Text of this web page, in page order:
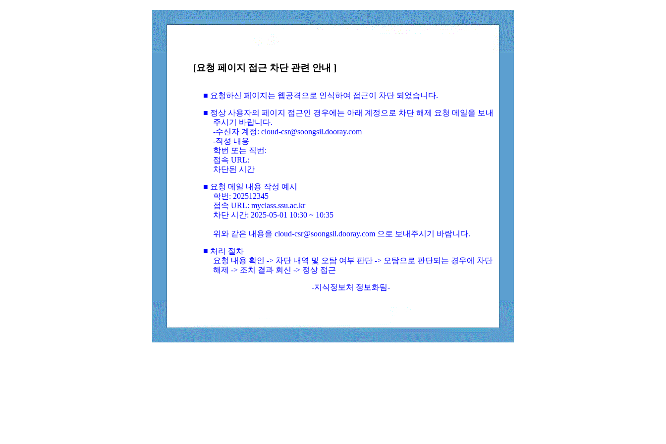
[요청 페이지 접근 차단 관련 안내 ]
■ 요청하신 페이지는 웹공격으로 인식하여 접근이 차단 되었습니다.
■ 정상 사용자의 페이지 접근인 경우에는 아래 계정으로 차단 해제 요청 메일을 보내
주시기 바랍니다.
-수신자 계정: cloud-csr@soongsil.dooray.com
-작성 내용
학번 또는 직번:
접속 URL:
차단된 시간
■ 요청 메일 내용 작성 예시
학번: 202512345
접속 URL: myclass.ssu.ac.kr
차단 시간: 2025-05-01 10:30 ~ 10:35
위와 같은 내용을 cloud-csr@soongsil.dooray.com 으로 보내주시기 바랍니다.
■ 처리 절차
요청 내용 확인 -> 차단 내역 및 오탐 여부 판단 -> 오탐으로 판단되는 경우에 차단
해제 -> 조치 결과 회신 -> 정상 접근
-지식정보처 정보화팀-